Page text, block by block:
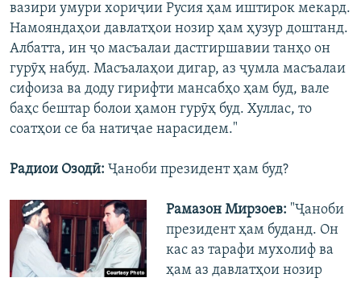
вазири умури хориҷии Русия ҳам иштирок мекард.
Намояндаҳои давлатҳои нозир ҳам ҳузур доштанд.
Албатта, ин ҷо масъалаи дастгиршавии танҳо он
гурӯҳ набуд. Масъалаҳои дигар, аз ҷумла масъалаи
сифоиза ва доду гирифти мансабҳо ҳам буд, вале
баҳс бештар болои ҳамон гурӯҳ буд. Хуллас, то
соатҳои се ба натиҷае нарасидем."
Радиои Озодӣ: Ҷаноби президент ҳам буд?
Рамазон Мирзоев: "Ҷаноби
президент ҳам буданд. Он
кас аз тарафи мухолиф ва
ҳам аз давлатҳои нозир